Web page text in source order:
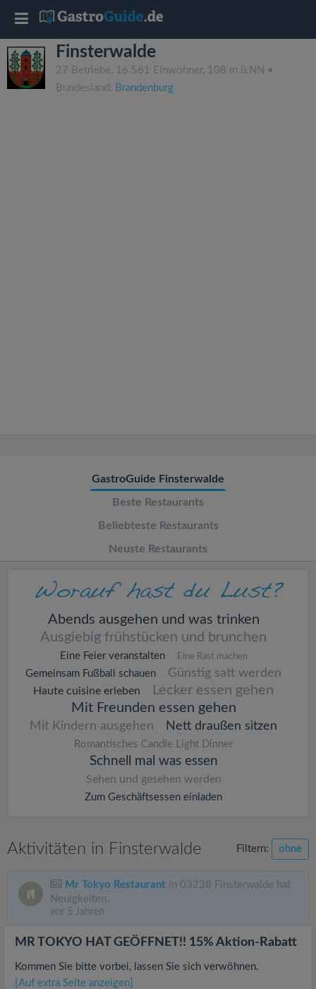
Finsterwalde
27 Betriebe, 16.561 Einwohner, 108 m ü.NN •
Bundesland: Brandenburg
GastroGuide Finsterwalde
Beste Restaurants
Beliebteste Restaurants
Neuste Restaurants
Abends ausgehen und was trinken
Ausgiebig frühstücken und brunchen
Eine Feier veranstalten Eine Rast machen
Gemeinsam Fußball schauen Günstig satt werden
Haute cuisine erleben
Lecker essen gehen
Mit Freunden essen gehen
Mit Kindern ausgehen Nett draußen sitzen
Romantisches Candle Light Dinner
Schnell mal was essen
Sehen und gesehen werden
Zum Geschäftsessen einladen
Aktivitäten in Finsterwalde Filtern: ohne
Mr Tokyo Restaurant in 03238 Finsterwalde hat
Neuigkeiten.
vor 5 Jahren
MR TOKYO HAT GEÖFFNET!! 15% Aktion-Rabatt
Kommen Sie bitte vorbei, lassen Sie sich verwöhnen.
[Auf extra Seite anzeigen]
T
o
g